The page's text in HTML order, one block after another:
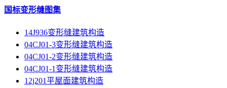
国标变形缝图集
14J936变形缝建筑构造
04CJ01-3变形缝建筑构造
04CJ01-2变形缝建筑构造
04CJ01-1变形缝建筑构造
12j201平屋面建筑构造